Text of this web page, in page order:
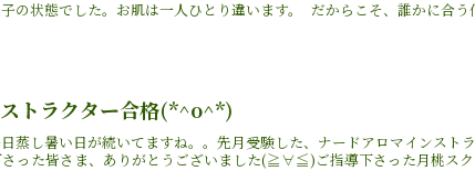
の状態でした。お肌は一人ひとり違います。 だからこそ、誰かに合う
トラクター合格(*^o^*)
蒸し暑い日が続いてますね。。先月受験した、ナードアロマインス
った皆さま、ありがとうございました(≧∀≦)ご指導下さった月桃スク